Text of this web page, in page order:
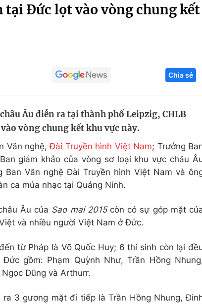
Infographic
Tuyển sinh
Hitech Công
Thị trường
tại Đức lọt vào vòng chung kết
Chia sẻ
Âu diễn ra tại thành phố Leipzig, CHLB
vòng chung kết khu vực này.
Văn nghệ,Đài Truyền hình Việt Nam; Trưởng
giám khảo của vòng sơ loại khu vực châu
Văn nghệ Đài Truyền hình Việt Nam và
ca múa nhạc tại Quảng Ninh.
Âu của Sao mai 2015còn có sự góp mặt
và nhiều người Việt Nam ở Đức.
từ Pháp là Võ Quốc Huy; 6 thí sinh còn lại
gồm: Phạm Quỳnh Như, Trần Hồng
Dũng và Arthurr.
ra 3 gương mặt đi tiếp là Trần Hồng Nhung,